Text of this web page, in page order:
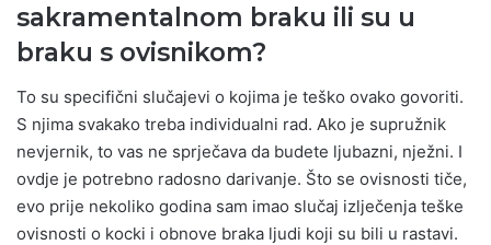
sakramentalnom braku ili su u
braku s ovisnikom?
To su specifični slučajevi o kojima je teško ovako govoriti.
S njima svakako treba individualni rad. Ako je supružnik
nevjernik, to vas ne sprječava da budete ljubazni, nježni. I
ovdje je potrebno radosno darivanje. Što se ovisnosti tiče,
evo prije nekoliko godina sam imao slučaj izlječenja teške
ovisnosti o kocki i obnove braka ljudi koji su bili u rastavi.